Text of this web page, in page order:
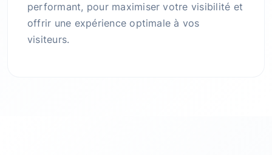
performant, pour maximiser votre visibilité et
offrir une expérience optimale à vos
visiteurs.